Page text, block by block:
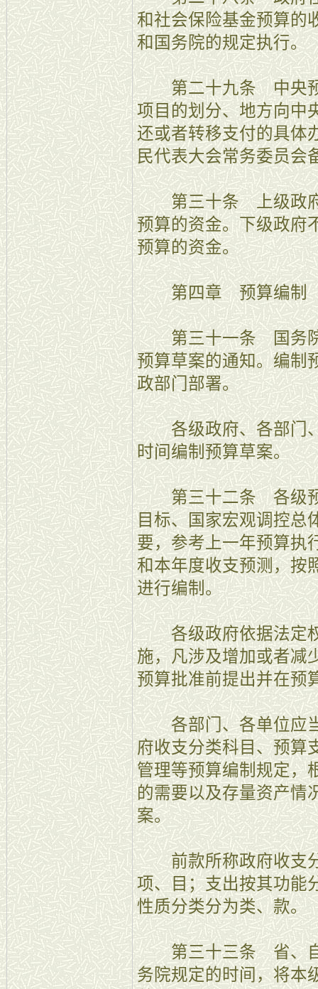
和社会保险基金预算的
和国务院的规定执行。
第二十九条 中央预
项目的划分、地方向中
还或者转移支付的具体
民代表大会常务委员会
第三十条 上级政府
预算的资金。下级政府
预算的资金。
第四章 预算编制
第三十一条 国务院
预算草案的通知。编制
政部门部署。
各级政府、各部门、
时间编制预算草案。
第三十二条 各级预
目标、国家宏观调控总
要，参考上一年预算执
和本年度收支预测，按
进行编制。
各级政府依据法定权
施，凡涉及增加或者减
预算批准前提出并在预
各部门、各单位应当
府收支分类科目、预算
管理等预算编制规定，
的需要以及存量资产情
案。
前款所称政府收支分
项、目；支出按其功能
性质分类分为类、款。
第三十三条 省、自
务院规定的时间，将本